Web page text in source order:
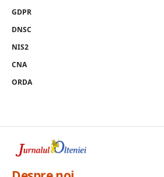
GDPR
DNSC
NIS2
CNA
ORDA